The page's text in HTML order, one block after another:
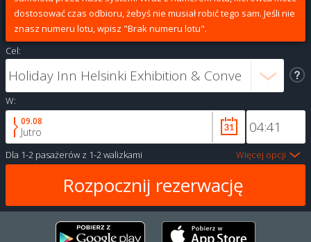
dostosować czas odbioru, żebyś nie musiał robić tego sam. Jeśli nie
znasz numeru lotu, wpisz "Brak numeru lotu".
Cel:
W:
09.08
Jutro
Dla 1-2 pasażerów z 1-2 walizkami Więcej opcji